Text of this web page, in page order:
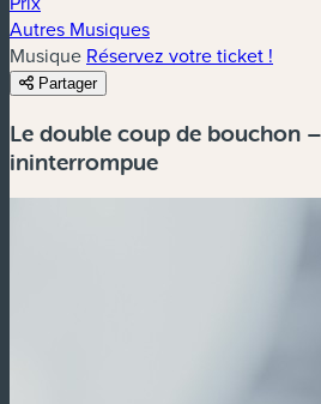
Autres Musiques
Musique Réservez votre ticket !
Partager
Le double coup de bouchon
ininterrompue